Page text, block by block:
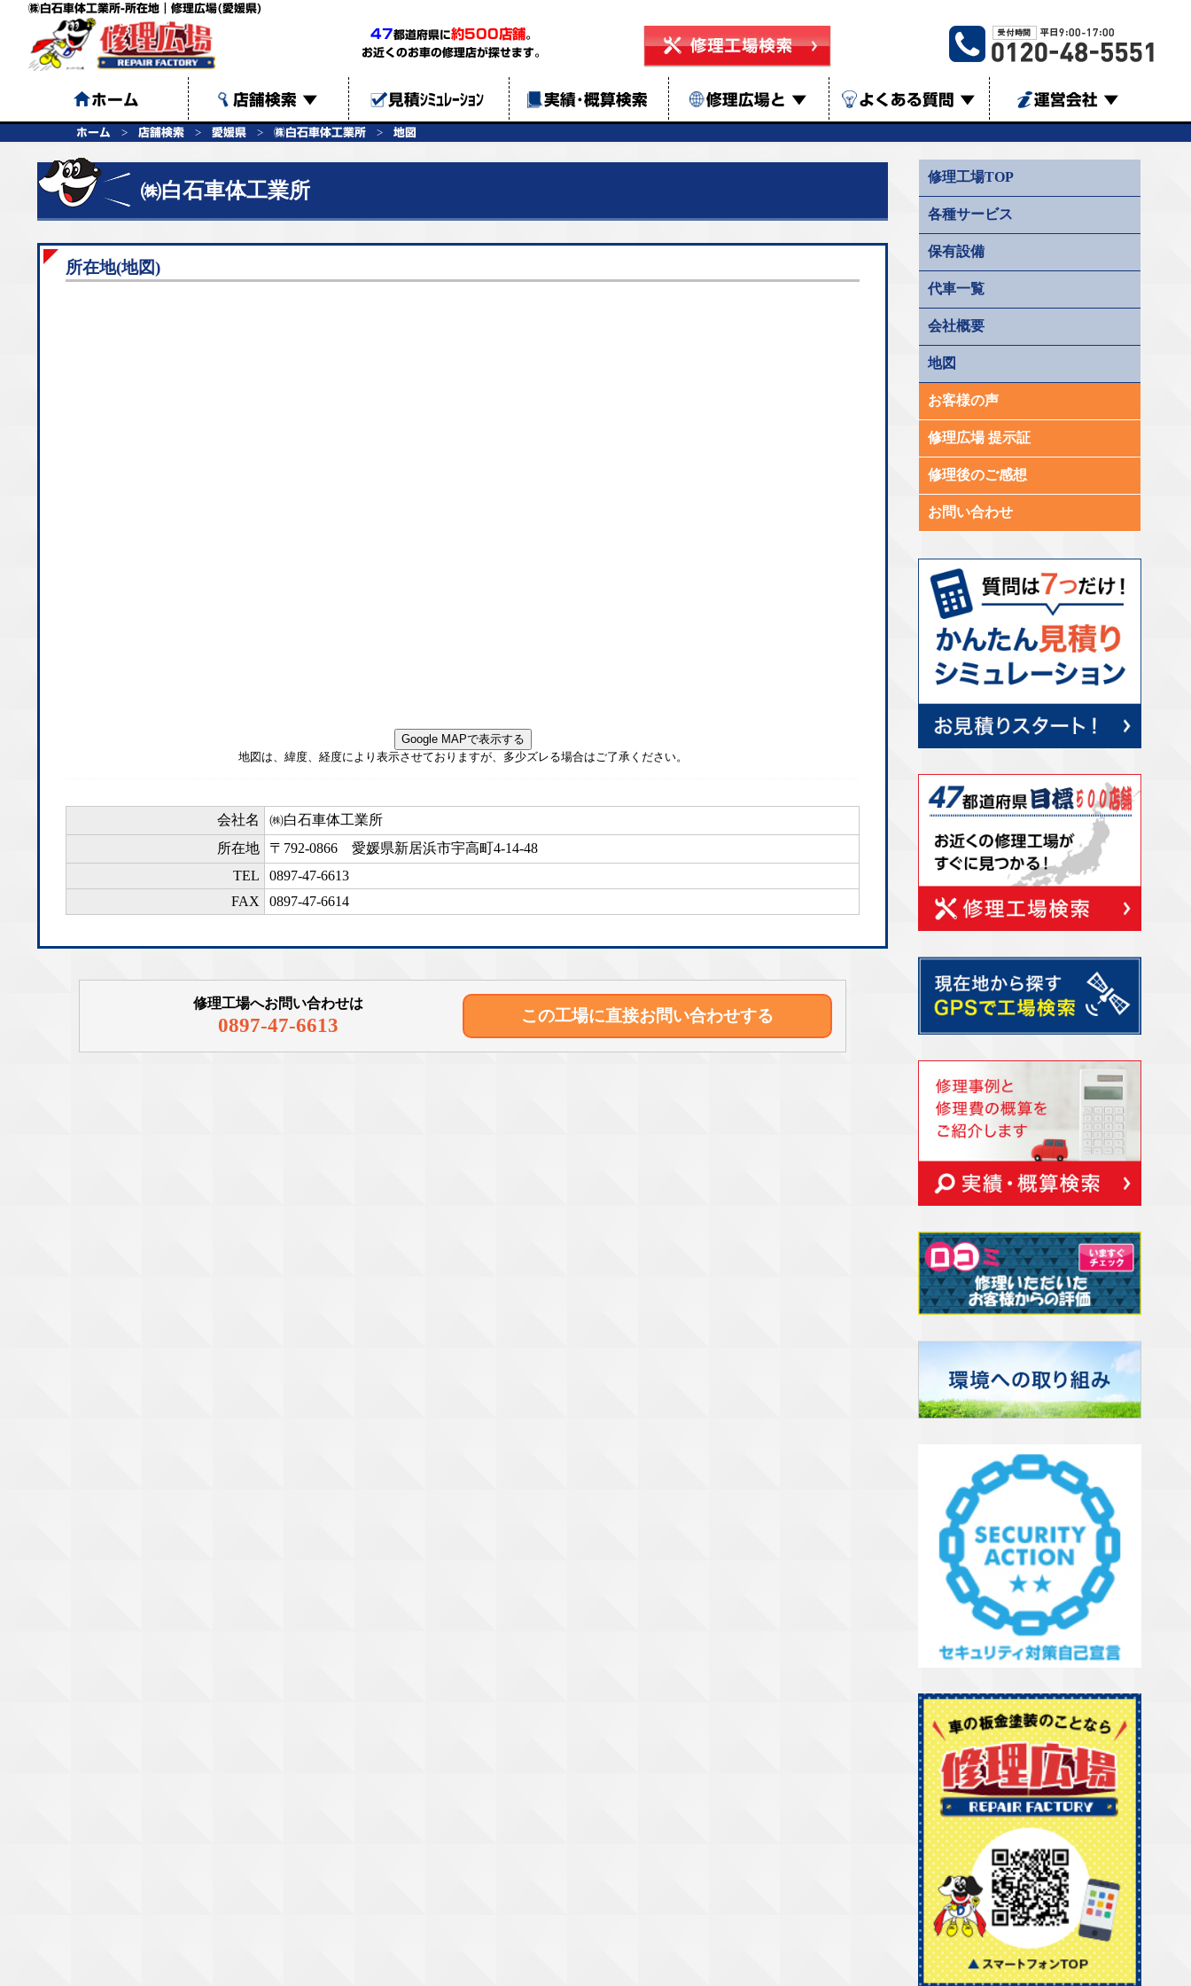
㈱白石車体工業所-所在地｜修理広場(愛媛県)
47都道府県に約500店舗。
お近くのお車の修理店が探せます。
ホーム 店舗検索 ▼ 見積ｼﾐｭﾚｰｼｮﾝ 実績･概算検索 修理広場と ▼ よくある質問 ▼ 運営会社 ▼
ホーム 店舗検索 愛媛県 ㈱白石車体工業所 地図
㈱白石車体工業所
所在地(地図)
Google MAPで表示する
地図は、緯度、経度により表示させておりますが、多少ズレる場合はご了承ください。
会社名
㈱白石車体工業所
所在地
〒792-0866 愛媛県新居浜市宇高町4-14-48
TEL
0897-47-6613
FAX
0897-47-6614
修理工場へお問い合わせは
0897-47-6613 この工場に直接お問い合わせする
修理工場TOP
各種サービス
保有設備
代車一覧
会社概要
地図
お客様の声
修理広場 提示証
修理後のご感想
お問い合わせ